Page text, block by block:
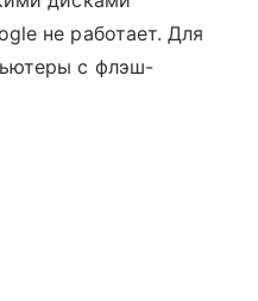
не работает. Для
с флэш-